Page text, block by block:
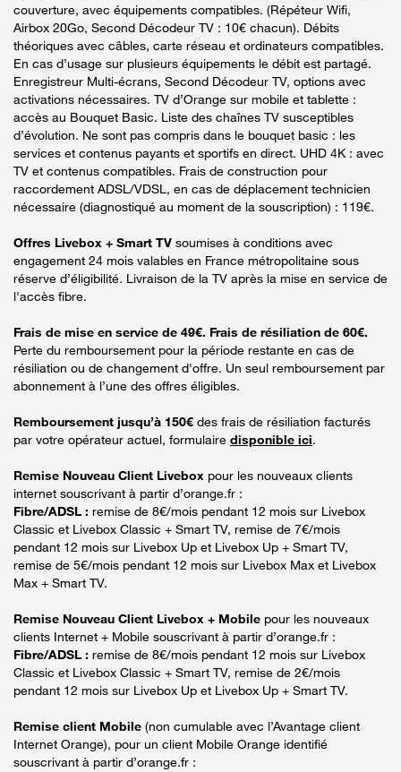
couverture, avec équipements compatibles. (Répéteur Wifi,
Airbox 20Go, Second Décodeur TV : 10€ chacun). Débits
théoriques avec câbles, carte réseau et ordinateurs compatibles.
En cas d’usage sur plusieurs équipements le débit est partagé.
Enregistreur Multi-écrans, Second Décodeur TV, options avec
activations nécessaires. TV d’Orange sur mobile et tablette :
accès au Bouquet Basic. Liste des chaînes TV susceptibles
d’évolution. Ne sont pas compris dans le bouquet basic : les
services et contenus payants et sportifs en direct. UHD 4K : avec
TV et contenus compatibles. Frais de construction pour
raccordement ADSL/VDSL, en cas de déplacement technicien
nécessaire (diagnostiqué au moment de la souscription) : 119€.
Offres Livebox + Smart TV soumises à conditions avec
engagement 24 mois valables en France métropolitaine sous
réserve d’éligibilité. Livraison de la TV après la mise en service de
l'accès fibre.
Frais de mise en service de 49€. Frais de résiliation de 60€.
Perte du remboursement pour la période restante en cas de
résiliation ou de changement d'offre. Un seul remboursement par
abonnement à l’une des offres éligibles.
Remboursement jusqu’à 150€ des frais de résiliation facturés
par votre opérateur actuel, formulaire disponible ici.
Remise Nouveau Client Livebox pour les nouveaux clients
internet souscrivant à partir d’orange.fr :
Fibre/ADSL : remise de 8€/mois pendant 12 mois sur Livebox
Classic et Livebox Classic + Smart TV, remise de 7€/mois
pendant 12 mois sur Livebox Up et Livebox Up + Smart TV,
remise de 5€/mois pendant 12 mois sur Livebox Max et Livebox
Max + Smart TV.
Remise Nouveau Client Livebox + Mobile pour les nouveaux
clients Internet + Mobile souscrivant à partir d’orange.fr :
Fibre/ADSL : remise de 8€/mois pendant 12 mois sur Livebox
Classic et Livebox Classic + Smart TV, remise de 2€/mois
pendant 12 mois sur Livebox Up et Livebox Up + Smart TV.
Remise client Mobile (non cumulable avec l’Avantage client
Internet Orange), pour un client Mobile Orange identifié
souscrivant à partir d’orange.fr :